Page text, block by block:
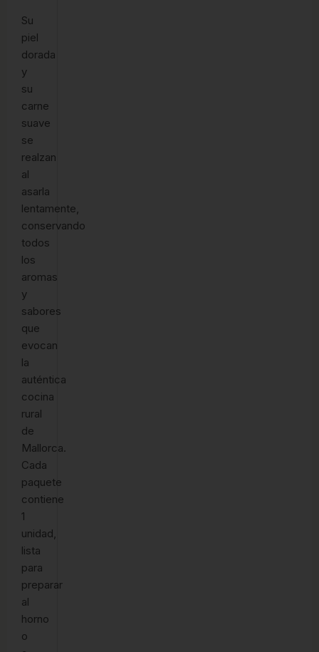
Su
piel
dorada
y
su
carne
suave
se
realzan
al
asarla
lentamente,
conservando
todos
los
aromas
y
sabores
que
evocan
la
auténtica
cocina
rural
de
Mallorca.
Cada
paquete
contiene
1
unidad,
lista
para
preparar
al
horno
o